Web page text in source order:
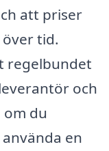
att priser
tid.
regelbundet
och
du
en